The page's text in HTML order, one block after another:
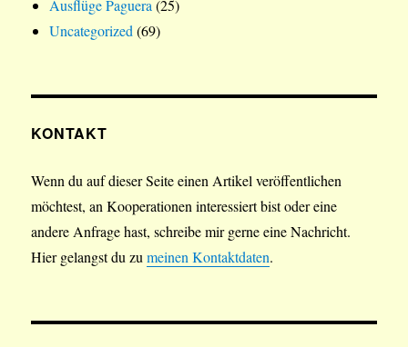
Ausflüge Paguera (25)
Uncategorized (69)
KONTAKT
Wenn du auf dieser Seite einen Artikel veröffentlichen
möchtest, an Kooperationen interessiert bist oder eine
andere Anfrage hast, schreibe mir gerne eine Nachricht.
Hier gelangst du zumeinen Kontaktdaten.